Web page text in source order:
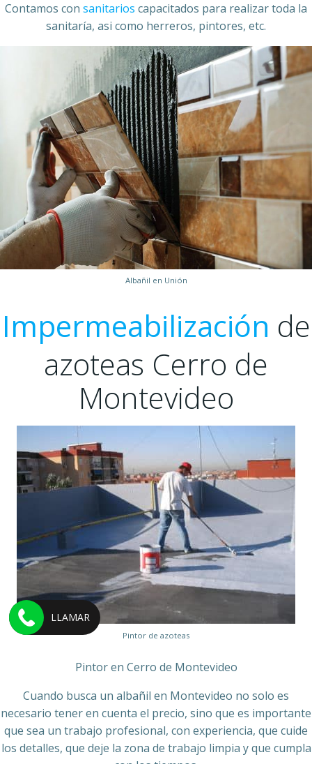
Contamos con sanitarios capacitados para realizar toda la
sanitaría, asi como herreros, pintores, etc.
Albañil en Unión
Impermeabilización de
azoteas Cerro de
Montevideo
Pintor de azoteas
Pintor en Cerro de Montevideo
Cuando busca un albañil en Montevideo no solo es
necesario tener en cuenta el precio, sino que es importante
que sea un trabajo profesional, con experiencia, que cuide
los detalles, que deje la zona de trabajo limpia y que cumpla
LLAMAR